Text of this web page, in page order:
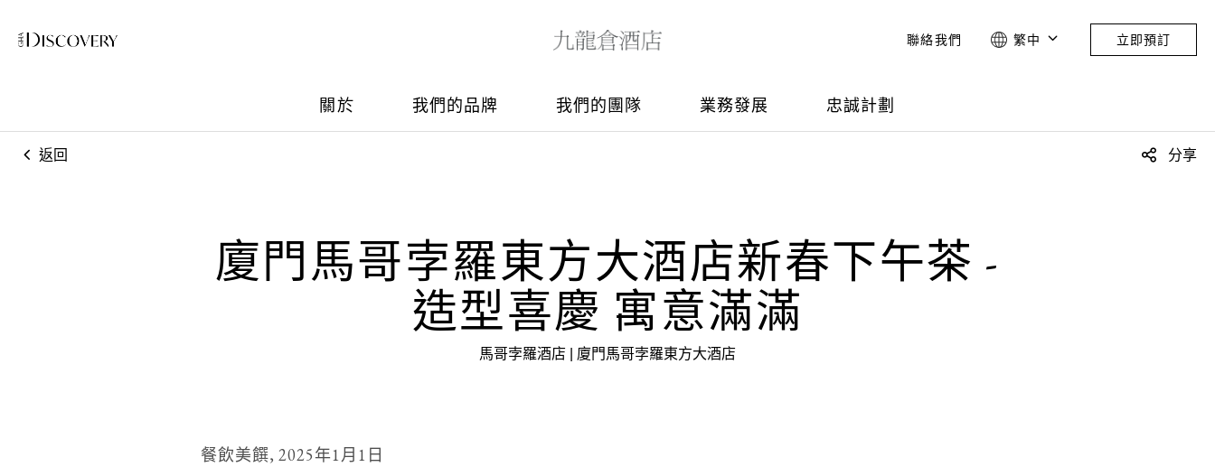
聯絡我們 繁中 立即預訂
關於 我們的品牌 我們的團隊 業務發展 忠誠計劃
返回 分享
廈門馬哥孛羅東方大酒店新春下午茶 -
造型喜慶 寓意滿滿
馬哥孛羅酒店 | 廈門馬哥孛羅東方大酒店
餐飲美饌,2025年1月1日